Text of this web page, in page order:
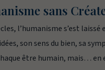
sans
l’humanisme s’est
son sens du bien, sa
être humain, mais… en